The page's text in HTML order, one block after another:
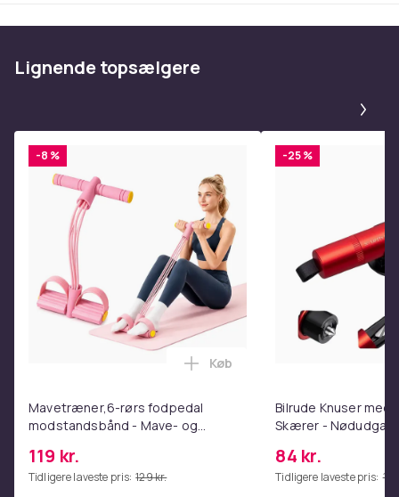
- Skruehoved diameter: 9 mm
- Materiale: Rustfrit stål
Produktsikkerhedsinformation
Lignende topsælgere
-8 %
Mavetræner,6-rørs fodpedal
modstandsbånd - Mave- og
hjemmetræningscenter Pink
119 kr.
Tidligere laveste pris: 129 kr.
Læg Mavetræner,6-rørs
Køb
-25 %
Bilrude Knuser med
Skærer -
Red
84 kr.
Tidligere laveste pris: